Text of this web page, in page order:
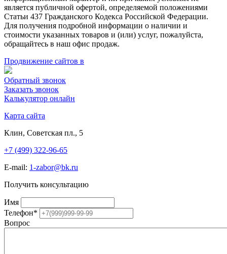
является публичной офертой, определяемой положениями
Статьи 437 Гражданского Кодекса Российской Федерации.
Для получения подробной информации о наличии и
стоимости указанных товаров и (или) услуг, пожалуйста,
обращайтесь в наш офис продаж.
Продвижение сайтов в
Обратный звонок
Заказать звонок
Калькулятор онлайн
Карта сайта
Клин, Советская пл., 5
+7 (499) 322-96-65
E-mail: 1-zabor@bk.ru
Получить консультацию
Имя
Телефон*
Вопрос